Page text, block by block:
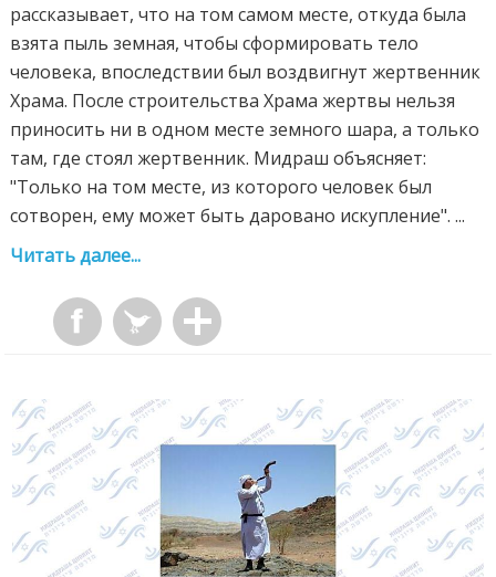
рассказывает, что на том самом месте, откуда была
взята пыль земная, чтобы сформировать тело
человека, впоследствии был воздвигнут жертвенник
Храма. После строительства Храма жертвы нельзя
приносить ни в одном месте земного шара, а только
там, где стоял жертвенник. Мидраш объясняет:
"Только на том месте, из которого человек был
сотворен, ему может быть даровано искупление". ...
Читать далее...